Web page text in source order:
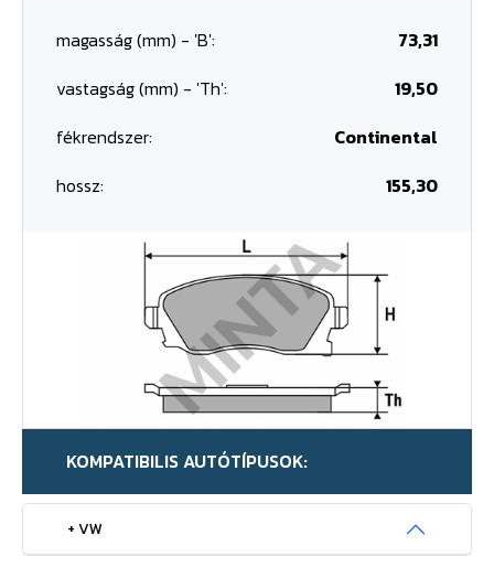
magasság (mm) - 'B':
73,31
vastagság (mm) - 'Th':
19,50
fékrendszer:
Continental
hossz:
155,30
KOMPATIBILIS AUTÓTÍPUSOK:
+ VW